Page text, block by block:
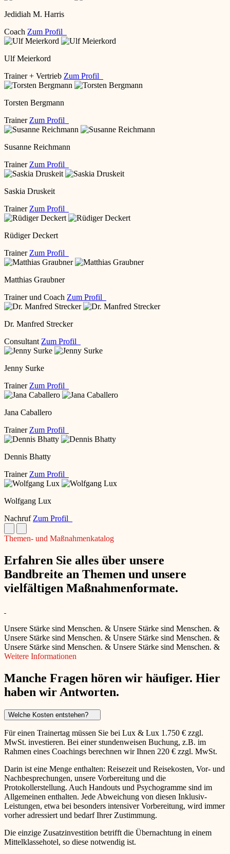
Jedidiah M. Harris
Coach Zum Profil
Ulf Meierkord
Trainer + Vertrieb Zum Profil
Torsten Bergmann
Trainer Zum Profil
Susanne Reichmann
Trainer Zum Profil
Saskia Druskeit
Trainer Zum Profil
Rüdiger Deckert
Trainer Zum Profil
Matthias Graubner
Trainer und Coach Zum Profil
Dr. Manfred Strecker
Consultant Zum Profil
Jenny Surke
Trainer Zum Profil
Jana Caballero
Trainer Zum Profil
Dennis Bhatty
Trainer Zum Profil
Wolfgang Lux
Nachruf Zum Profil
Themen- und Maßnahmenkatalog
Erfahren Sie alles über unsere
Bandbreite an Themen und unsere
vielfältigen Maßnahmenformate.
Unsere Stärke sind Menschen. & Unsere Stärke sind Menschen. &
Unsere Stärke sind Menschen. & Unsere Stärke sind Menschen. &
Unsere Stärke sind Menschen. & Unsere Stärke sind Menschen. &
Weitere Informationen
Manche Fragen hören wir häufiger. Hier
haben wir Antworten.
Welche Kosten entstehen?
Für einen Trainertag müssen Sie bei Lux & Lux 1.750 € zzgl.
MwSt. investieren. Bei einer stundenweisen Buchung, z.B. im
Rahmen eines Coachings berechnen wir Ihnen 220 € zzgl. MwSt.
Darin ist eine Menge enthalten: Reisezeit und Reisekosten, Vor- und
Nachbesprechungen, unsere Vorbereitung und die
Protokollerstellung. Auch Handouts und Psychogramme sind im
Allgemeinen enthalten. Jede Abweichung von diesen Inklusiv-
Leistungen, etwa bei besonders intensiver Vorbereitung, wird immer
vorher adressiert und bedarf Ihrer Zustimmung.
Die einzige Zusatzinvestition betrifft die Übernachtung in einem
Mittelklassehotel, so diese notwendig ist.